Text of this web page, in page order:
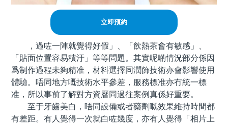
立即預約
，過咗一陣就覺得好假」、「飲熱茶會有敏感」、
「貼面位置容易積汙」等等問題。其實呢啲情況部分係因
爲制作過程未夠精准，材料選擇同潤飾技術亦會影響使用
體驗。唔同地方嘅技術水平參差，服務標准亦冇統一標
准，所以事前了解對方資曆同過往案例真係好重要。
至于牙齒美白，唔同設備或者藥劑嘅效果維持時間都
有差距。有人覺得一次就白咗幾度，亦有人覺得「相片上